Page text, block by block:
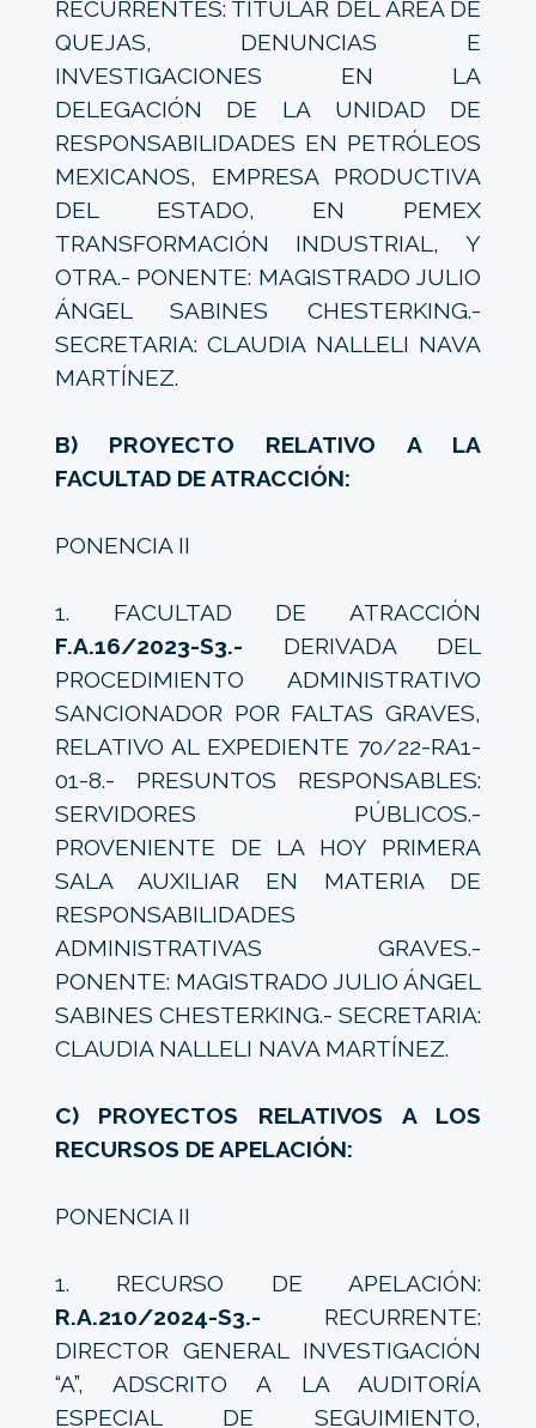
RECURRENTES: TITULAR DEL ÁREA DE
QUEJAS, DENUNCIAS E
INVESTIGACIONES EN LA
DELEGACIÓN DE LA UNIDAD DE
RESPONSABILIDADES EN PETRÓLEOS
MEXICANOS, EMPRESA PRODUCTIVA
DEL ESTADO, EN PEMEX
TRANSFORMACIÓN INDUSTRIAL, Y
OTRA.- PONENTE: MAGISTRADO JULIO
ÁNGEL SABINES CHESTERKING.-
SECRETARIA: CLAUDIA NALLELI NAVA
MARTÍNEZ.
B) PROYECTO RELATIVO A LA
FACULTAD DE ATRACCIÓN:
PONENCIA II
1. FACULTAD DE ATRACCIÓN
F.A.16/2023-S3.- DERIVADA DEL
PROCEDIMIENTO ADMINISTRATIVO
SANCIONADOR POR FALTAS GRAVES,
RELATIVO AL EXPEDIENTE 70/22-RA1-
01-8.- PRESUNTOS RESPONSABLES:
SERVIDORES PÚBLICOS.-
PROVENIENTE DE LA HOY PRIMERA
SALA AUXILIAR EN MATERIA DE
RESPONSABILIDADES
ADMINISTRATIVAS GRAVES.-
PONENTE: MAGISTRADO JULIO ÁNGEL
SABINES CHESTERKING.- SECRETARIA:
CLAUDIA NALLELI NAVA MARTÍNEZ.
C) PROYECTOS RELATIVOS A LOS
RECURSOS DE APELACIÓN:
PONENCIA II
1. RECURSO DE APELACIÓN:
R.A.210/2024-S3.- RECURRENTE:
DIRECTOR GENERAL INVESTIGACIÓN
“A”, ADSCRITO A LA AUDITORÍA
ESPECIAL DE SEGUIMIENTO,